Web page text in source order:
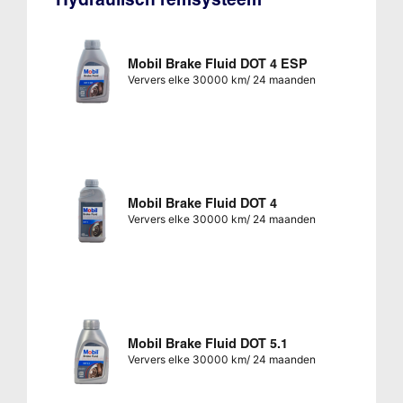
Mobil Brake Fluid DOT 4 ESP
Ververs elke 30000 km/ 24 maanden
Mobil Brake Fluid DOT 4
Ververs elke 30000 km/ 24 maanden
Mobil Brake Fluid DOT 5.1
Ververs elke 30000 km/ 24 maanden